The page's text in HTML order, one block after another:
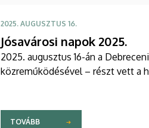
2025. AUGUSZTUS 16.
Jósavárosi napok 2025.
2025. augusztus 16-án a
közreműködésével – részt vett a
TOVÁBB